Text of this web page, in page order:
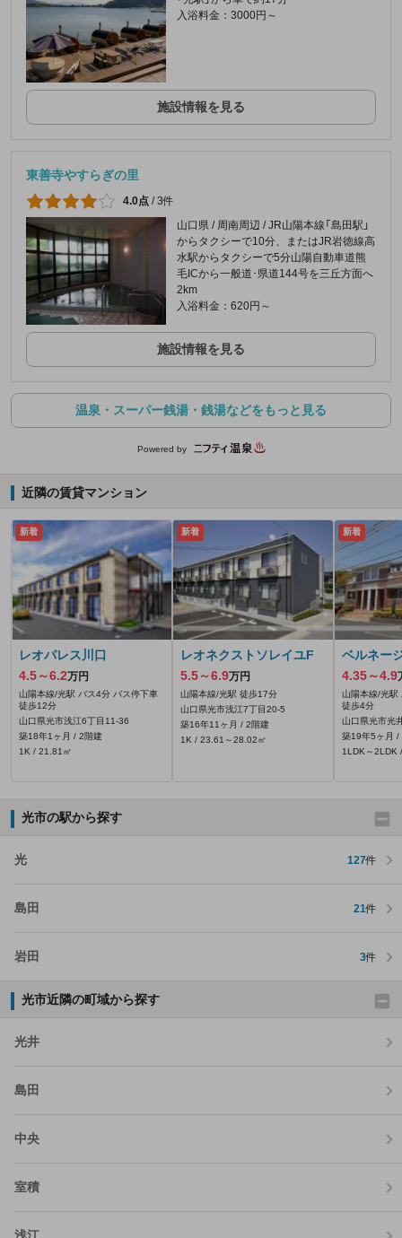
入浴料金：3000円～
施設情報を見る
東善寺やすらぎの里
4.0点 /3件
山口県 / 周南周辺 / JR山陽本線「島田駅」
からタクシーで10分、またはJR岩徳線高
水駅からタクシーで5分山陽自動車道熊
毛ICから一般道･県道144号を三丘方面へ
2km
入浴料金：620円～
施設情報を見る
温泉・スーパー銭湯・銭湯などをもっと見る
Powered by
近隣の賃貸マンション
新着
レオパレス川口
4.5～6.2万円
山陽本線/光駅 バス4分 バス停下車
徒歩12分
山口県光市浅江6丁目11-36
築18年1ヶ月 / 2階建
1K / 21.81㎡
新着
レオネクストソレイユF
5.5～6.9万円
山陽本線/光駅 徒歩17分
山口県光市浅江7丁目20-5
築16年11ヶ月 / 2階建
1K / 23.61～28.02㎡
新着
ベルネー
4.35～4.9
山陽本線/光駅
徒歩4分
山口県光市光
築19年5ヶ月 /
1LDK～2LDK
光市の駅から探す
光 127件
島田 21件
岩田 3件
光市近隣の町域から探す
光井
島田
中央
室積